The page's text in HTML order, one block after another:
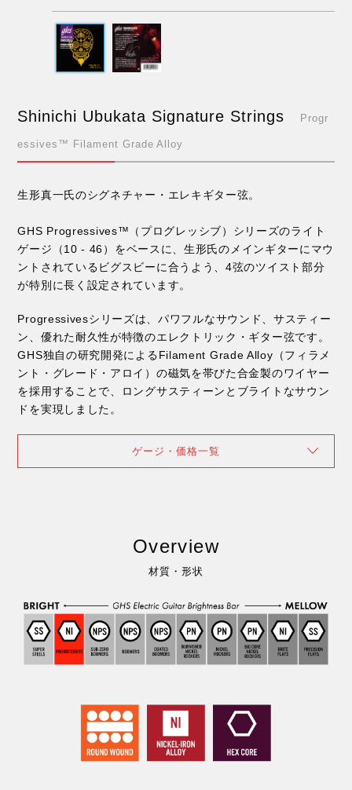
Shinichi Ubukata Signature Strings Progr
essives™ Filament Grade Alloy
生形真一氏のシグネチャー・エレキギター弦。
GHS Progressives™（プログレッシブ）シリーズのライト
ゲージ（10 - 46）をベースに、生形氏のメインギターにマウ
ントされているビグスビーに合うよう、4弦のツイスト部分
が特別に長く設定されています。
Progressivesシリーズは、パワフルなサウンド、サスティー
ン、優れた耐久性が特徴のエレクトリック・ギター弦です。
GHS独自の研究開発によるFilament Grade Alloy（フィラメ
ント・グレード・アロイ）の磁気を帯びた合金製のワイヤー
を採用することで、ロングサスティーンとブライトなサウン
ドを実現しました。
ゲージ・価格一覧
Overview
材質・形状